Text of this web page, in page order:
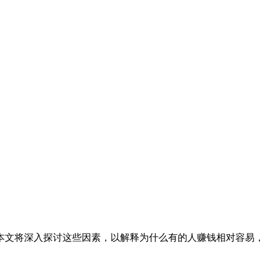
将深入探讨这些因素，以解释为什么有的人赚钱相对容易，